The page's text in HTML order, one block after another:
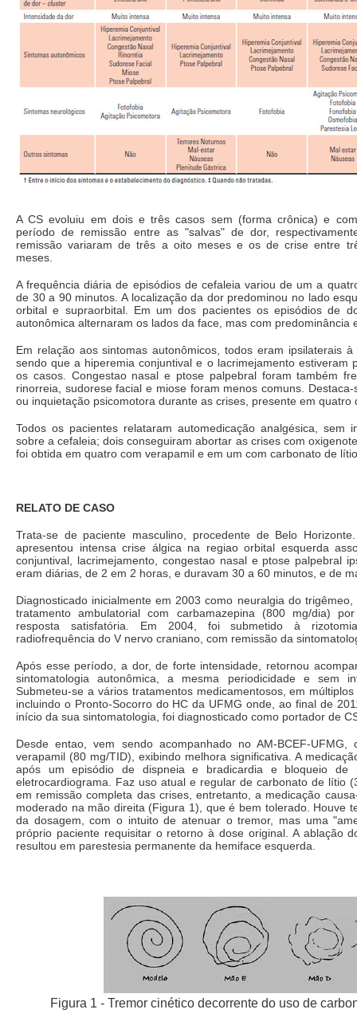
A CS evoluiu em dois e três casos sem (forma crônica) e
período de remissão entre as "salvas" de dor,
remissão variaram de três a oito meses e os de crise entre
meses.
A frequência diária de episódios de cefaleia variou de um a
de 30 a 90 minutos. A localização da dor predominou no lado
orbital e supraorbital. Em um dos pacientes os episódios de
autonômica alternaram os lados da face, mas com predominância
Em relação aos sintomas autonômicos, todos eram ipsilaterais
sendo que a hiperemia conjuntival e o lacrimejamento estiveram
os casos. Congestao nasal e ptose palpebral foram também
rinorreia, sudorese facial e miose foram menos comuns.
ou inquietação psicomotora durante as crises, presente em quatro
Todos os pacientes relataram automedicação analgésica, sem
sobre a cefaleia; dois conseguiram abortar as crises com
foi obtida em quatro com verapamil e em um com carbonato de
RELATO DE CASO
Trata-se de paciente masculino, procedente de Belo
apresentou intensa crise álgica na regiao orbital esquerda
conjuntival, lacrimejamento, congestao nasal e ptose palpebral
eram diárias, de 2 em 2 horas, e duravam 30 a 60 minutos, e de
Diagnosticado inicialmente em 2003 como neuralgia do
tratamento ambulatorial com carbamazepina (800 mg/dia)
resposta satisfatória. Em 2004, foi submetido à
radiofrequência do V nervo craniano, com remissão da
Após esse período, a dor, de forte intensidade, retornou
sintomatologia autonômica, a mesma periodicidade e sem
Submeteu-se a vários tratamentos medicamentosos, em
incluindo o Pronto-Socorro do HC da UFMG onde, ao final de
início da sua sintomatologia, foi diagnosticado como portador de
Desde entao, vem sendo acompanhado no AM-BCEF-
verapamil (80 mg/TID), exibindo melhora significativa. A
após um episódio de dispneia e bradicardia e bloqueio de
eletrocardiograma. Faz uso atual e regular de carbonato de lítio
em remissão completa das crises, entretanto, a medicação
moderado na mão direita (Figura 1), que é bem tolerado. Houve
da dosagem, com o intuito de atenuar o tremor, mas uma
próprio paciente requisitar o retorno à dose original. A ablação
resultou em parestesia permanente da hemiface esquerda.
Figura 1 - Tremor cinético decorrente do uso de